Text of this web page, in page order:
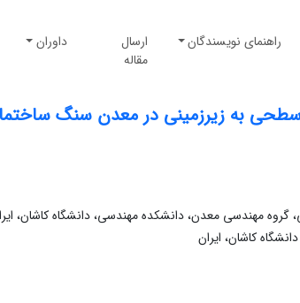
راهنمای نویسندگان
ارسال
مقاله
داوران
به زیرزمینی در معدن سنگ
مهندسی معدن، دانشکده مهندسی، دانشگاه کاشان،
کاشان، ایران